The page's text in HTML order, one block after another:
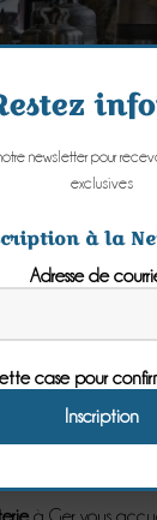
granità Saint-
avec l’histoire
« Bleu de Vire »
du savoir-
est surtout
autour du cuivre
newsletter pour
exclusives
à la
Adresse de
case pour